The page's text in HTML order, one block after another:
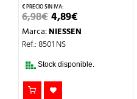
6,98€EL
PRECIO
ORIGINAL
ERA:
4,89€PRECIO
ACTUAL
Marca:NIESSEN
Ref.: 8501 NS
Stock disponible.